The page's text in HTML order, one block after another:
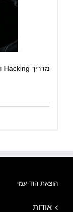
מדריך Hacking ואבטחת מידע, קובץ PDF להורדה
הוצאת הוד-עמי
אודות